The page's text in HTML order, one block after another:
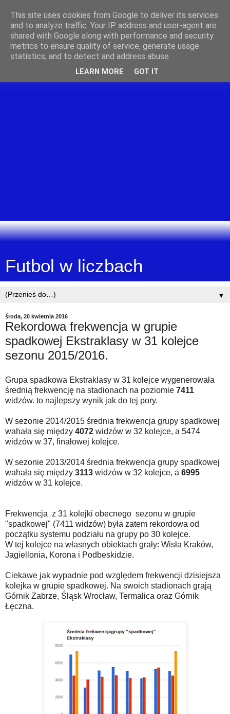
Futbol w liczbach
▼
środa, 20 kwietnia 2016
Rekordowa frekwencja w grupie
spadkowej Ekstraklasy w 31 kolejce
sezonu 2015/2016.
Grupa spadkowa Ekstraklasy w 31 kolejce wygenerowała
średnią frekwencję na stadionach na poziomie 7411
widzów. to najlepszy wynik jak do tej pory.
W sezonie 2014/2015 średnia frekwencja grupy spadkowej
wahała się między 4072 widzów w 32 kolejce, a 5474
widzów w 37, finałowej kolejce.
W sezonie 2013/2014 średnia frekwencja grupy spadkowej
wahała się między 3113 widzów w 32 kolejce, a 6995
widzów w 31 kolejce.
Frekwencja z 31 kolejki obecnego sezonu w grupie
"spadkowej" (7411 widzów) była zatem rekordowa od
początku systemu podziału na grupy po 30 kolejce.
W tej kolejce na własnych obiektach grały: Wisła Kraków,
Jagiellonia, Korona i Podbeskidzie.
Ciekawe jak wypadnie pod względem frekwencji dzisiejsza
kolejka w grupie spadkowej. Na swoich stadionach grają
Górnik Zabrze, Śląsk Wrocław, Termalica oraz Górnik
Łęczna.
This site uses cookies from Google to deliver its services
and to analyze traffic. Your IP address and user-agent are
shared with Google along with performance and security
metrics to ensure quality of service, generate usage
statistics, and to detect and address abuse.
LEARN MORE GOT IT